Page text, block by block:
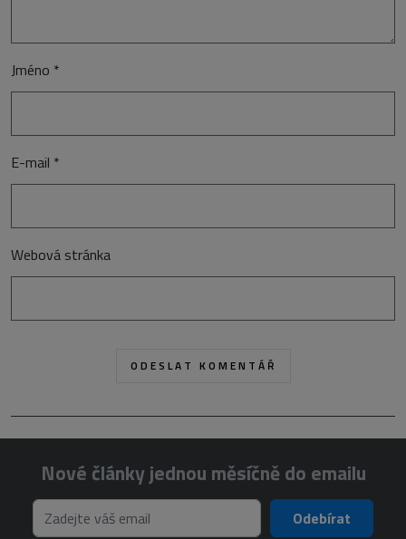
Jméno *
E-mail *
Webová stránka
Nové články jednou měsíčně do emailu
Odebírat